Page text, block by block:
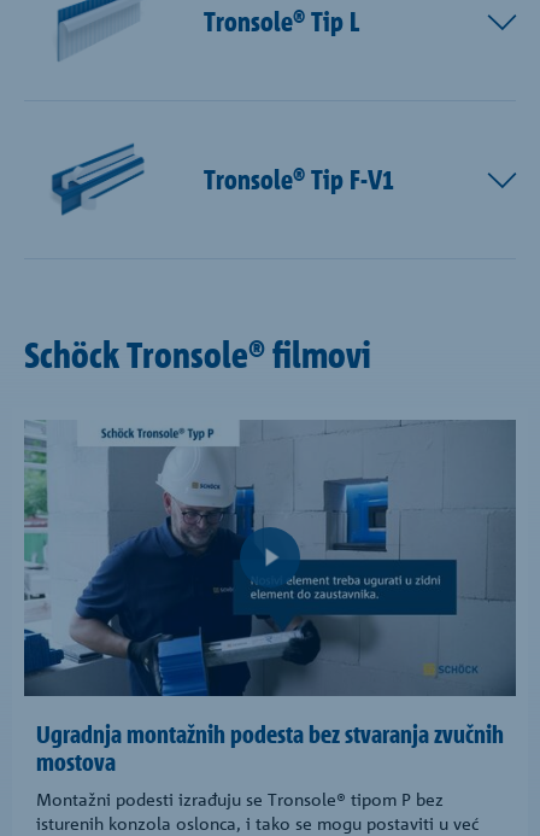
Tronsole® Tip L
Tronsole® Tip F-V1
Schöck Tronsole® filmovi
Ugradnja montažnih podesta bez stvaranja zvučnih
mostova
Montažni podesti izrađuju se Tronsole® tipom P bez
isturenih konzola oslonca, i tako se mogu postaviti u već